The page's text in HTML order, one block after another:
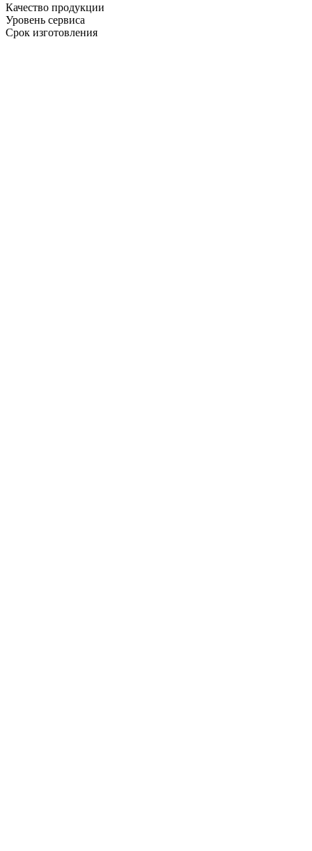
Качество продукции
Уровень сервиса
Срок изготовления